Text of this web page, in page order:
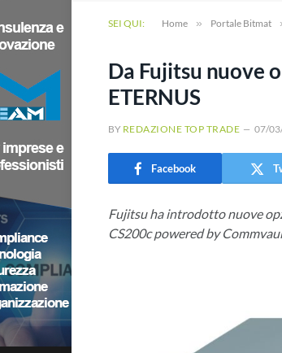
SEI QUI: Home » Portale Bitmat
Da Fujitsu nuove
ETERNUS
BY REDAZIONE TOP TRADE 07/
Facebook
Fujitsu ha introdotto nuove
CS200c powered by